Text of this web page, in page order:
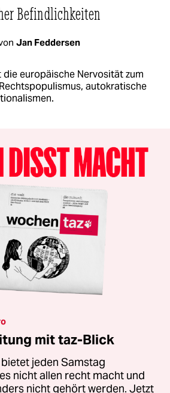
Befindlichkeiten
Jan Feddersen
die europäische Nervosität zum
autokratische
mit taz-Blick
jeden Samstag
nicht allen recht macht und
nicht gehört werden. Jetzt